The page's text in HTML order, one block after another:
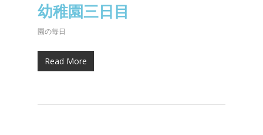
幼稚園三日目
園の毎日
Read More